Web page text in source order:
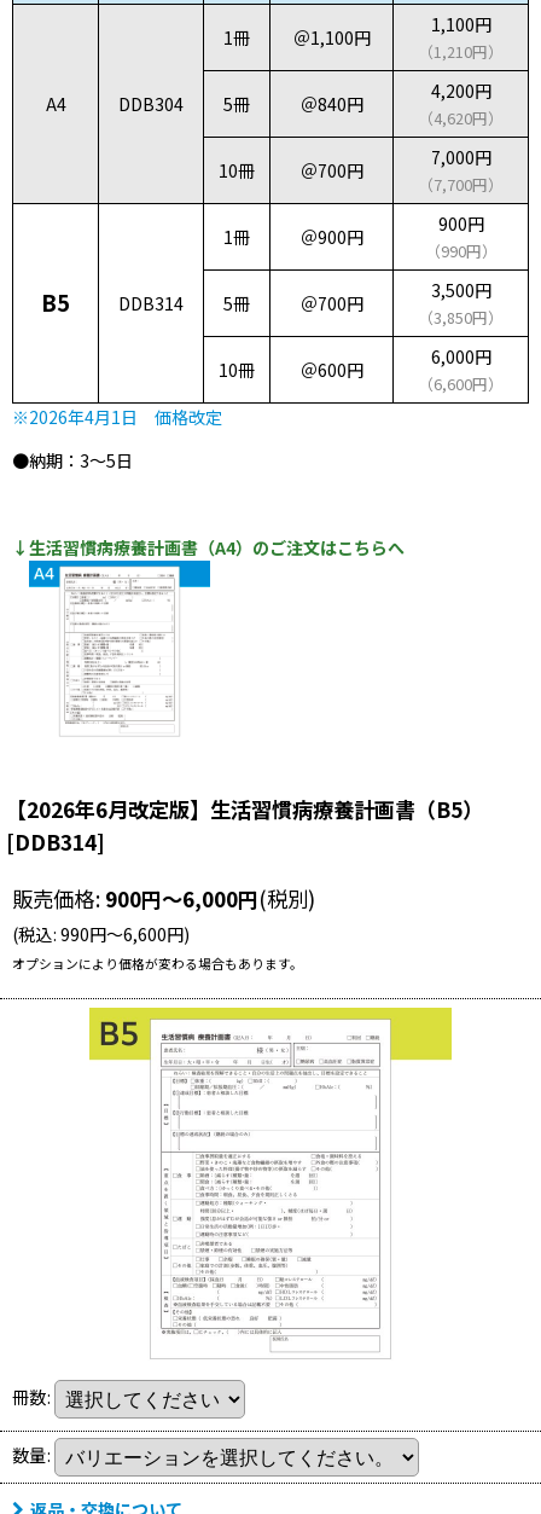
A4 DDB304
1冊 ＠1,100円
1,100円
（1,210円）
5冊 ＠840円
4,200円
（4,620円）
10冊 ＠700円
7,000円
（7,700円）
B5 DDB314
1冊 ＠900円
900円
（990円）
5冊 ＠700円
3,500円
（3,850円）
10冊 ＠600円
6,000円
（6,600円）
※2026年4月1日 価格改定
●納期：3〜5日
↓生活習慣病療養計画書（A4）のご注文はこちらへ
【2026年6月改定版】生活習慣病療養計画書（B5）
[DDB314]
販売価格: 900円～6,000円(税別)
(税込: 990円～6,600円)
オプションにより価格が変わる場合もあります。
冊数:
数量:
返品・交換について